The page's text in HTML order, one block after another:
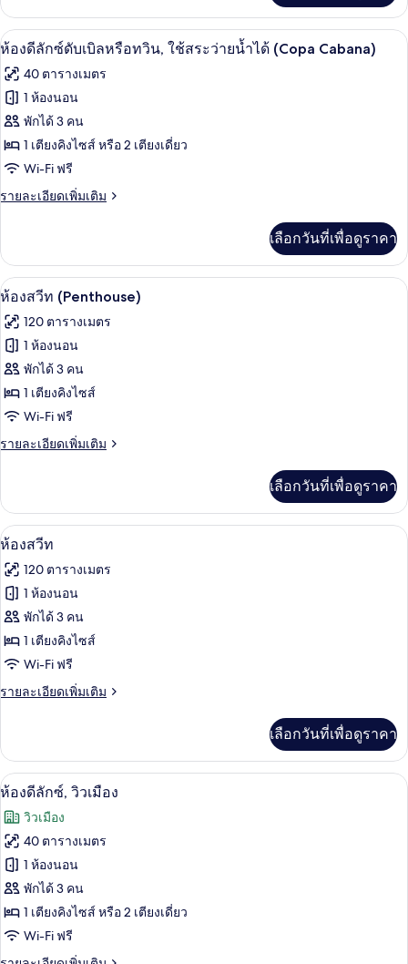
เกี่ยว
กับ
ห้อง
เนียร์
สวี
เปิด
ภาพถ่าย
ทั้งหมด
ของ
ห้อง
ดี
ลัก
ดับเบิล
หรือ
ทวิน,
ใช้
สระ
ว่าย
น้ำ
ได้
ห้องดีลักซ์ดับเบิลหรือทวิน, ใช้สระว่าย
8
ห้องดีลักซ์ดับเบิลหรือทวิน, ใช้สระว่ายน้ำได้ (Copa Cabana)
40 ตารางเมตร
1 ห้องนอน
พักได้ 3 คน
1 เตียงคิงไซส์ หรือ 2 เตียงเดี่ยว
Wi-Fi ฟรี
รายละเอียดเพิ่มเติม
ราย
เกี่ยว
กับ
ห้อง
ลัก
ซ์
หรือ
ทวิ
น,
ใช้
สระ
(Copa
Cabana)
เลือกวันที่เพื่อดูราคา
เปิด
ภาพถ่าย
ทั้งหมด
ของ
ห้อง
สวีท
(Penthouse)
ทีวีจอแอลอีดี 32 นิ้ว พร้อมช่องเคเบิล, ที
18
ห้องสวีท (Penthouse)
120 ตารางเมตร
1 ห้องนอน
พักได้ 3 คน
1 เตียงคิงไซส์
Wi-Fi ฟรี
รายละเอียดเพิ่มเติม
ราย
เกี่ยว
กับ
ห้อง
ท
(Penthouse)
เลือกวันที่เพื่อดูราคา
เปิด
ภาพถ่าย
ทั้งหมด
ของ
ห้อง
สวีท
มินิบาร์, ตู้นิรภัยในห้องพัก, โต๊ะทำงาน,
10
ห้องสวีท
120 ตารางเมตร
1 ห้องนอน
พักได้ 3 คน
1 เตียงคิงไซส์
Wi-Fi ฟรี
รายละเอียดเพิ่มเติม
ราย
เกี่ยว
กับ
ห้อง
ท
เลือกวันที่เพื่อดูราคา
เปิด
ภาพถ่าย
ทั้งหมด
ของ
ห้อง
ดี
ลัก
ห้องดีลักซ์, วิวเมือง | มินิบาร์, ตู้นิรภัย
5
ห้องดีลักซ์, วิวเมือง
วิวเมือง
40 ตารางเมตร
1 ห้องนอน
พักได้ 3 คน
1 เตียงคิงไซส์ หรือ 2 เตียงเดี่ยว
Wi-Fi ฟรี